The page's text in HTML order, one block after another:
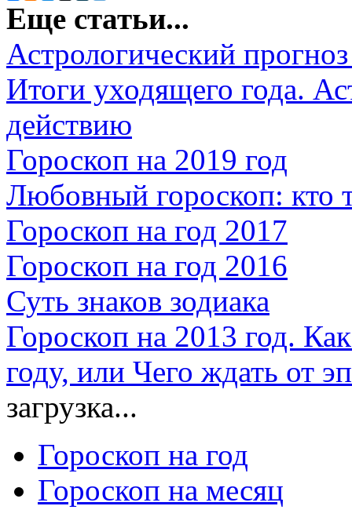
Еще статьи...
Астрологический
Итоги уходящего года.
действию
Гороскоп на 2019 год
Любовный гороскоп: кто
Гороскоп на год 2017
Гороскоп на год 2016
Суть знаков зодиака
Гороскоп на 2013 год.
году, или Чего ждать от
загрузка...
Гороскоп на год
Гороскоп на месяц